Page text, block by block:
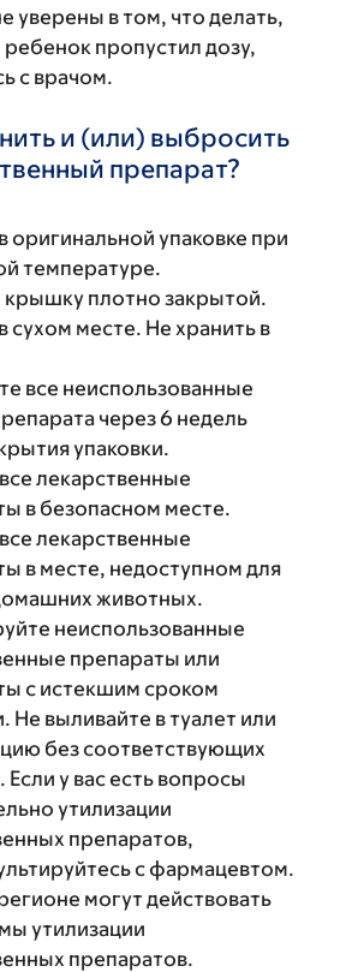
уверены в том, что делать,
пропустил дозу,
с врачом.
и (или) выбросить
препарат?
оригинальной упаковке при
температуре.
плотно закрытой.
сухом месте. Не хранить в
все неиспользованные
через 6 недель
упаковки.
лекарственные
в безопасном месте.
лекарственные
в месте, недоступном для
животных.
неиспользованные
препараты или
с истекшим сроком
Не выливайте в туалет или
без соответствующих
Если у вас есть вопросы
утилизации
препаратов,
с фармацевтом.
могут действовать
утилизации
препаратов.